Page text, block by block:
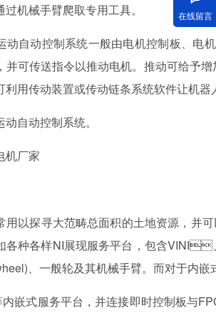
机械手臂爬取专用工具。
自动控制系统一般由电机控制板、电
，并可传送指令以推动电机。推动可给
利用传动装置或传动链条系统软件让机器人
自动控制系统。
以探寻大范畴总面积的土地资源，并可
如各种各样NI展现服务平台，包含
、一般轮及其机械手臂。而对于内嵌
嵌式服务平台，并连接即时控制板
在线留言